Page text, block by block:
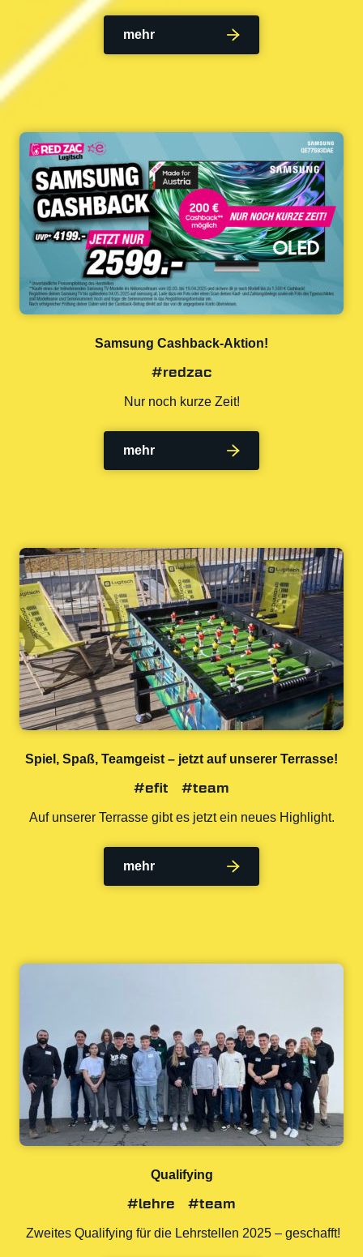
mehr
Samsung Cashback-Aktion!
#redzac
Nur noch kurze Zeit!
mehr
Spiel, Spaß, Teamgeist – jetzt auf unserer Terrasse!
#efit #team
Auf unserer Terrasse gibt es jetzt ein neues Highlight.
mehr
Qualifying
#lehre #team
Zweites Qualifying für die Lehrstellen 2025 – geschafft!